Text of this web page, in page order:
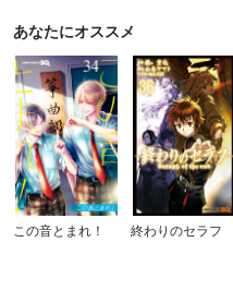
あなたにオススメ
この音とまれ！ 終わりのセラフ